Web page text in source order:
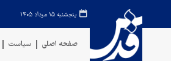
پنجشنبه ۱۵ مرداد ۱۴۰۵
صفحه اصلی سیاست